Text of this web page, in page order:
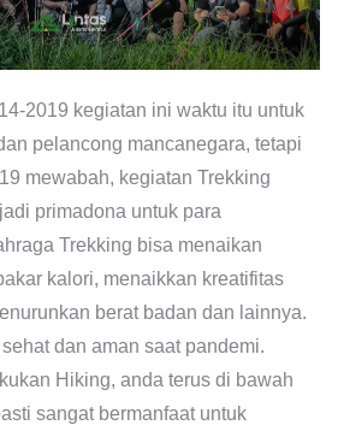
2019 kegiatan ini waktu itu untuk
pelancong mancanegara, tetapi
mewabah, kegiatan Trekking
primadona untuk para
Trekking bisa menaikan
kalori, menaikkan kreatifitas
berat badan dan lainnya.
dan aman saat pandemi.
Hiking, anda terus di bawah
sangat bermanfaat untuk